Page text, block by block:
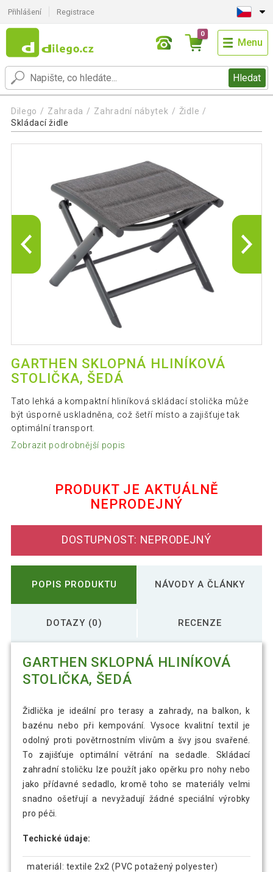
Přihlášení Registrace
Hledat
0
Menu
Dilego Zahrada Zahradní nábytek
Židle
Skládací židle
GARTHEN SKLOPNÁ HLINÍKOVÁ
STOLIČKA, ŠEDÁ
Tato lehká a kompaktní hliníková skládací stolička může
být úsporně uskladněna, což šetří místo a zajišťuje tak
optimální transport.
Zobrazit podrobnější popis
PRODUKT JE AKTUÁLNĚ
NEPRODEJNÝ
DOSTUPNOST: NEPRODEJNÝ
POPIS PRODUKTU NÁVODY A ČLÁNKY
DOTAZY (0) RECENZE
GARTHEN SKLOPNÁ HLINÍKOVÁ
STOLIČKA, ŠEDÁ
Židlička je ideální pro terasy a zahrady, na balkon, k
bazénu nebo při kempování. Vysoce kvalitní textil je
odolný proti povětrnostním vlivům a švy jsou svařené.
To zajišťuje optimální větrání na sedadle. Skládací
zahradní stoličku lze použít jako opěrku pro nohy nebo
jako přídavné sedadlo, kromě toho se materiály velmi
snadno ošetřují a nevyžadují žádné speciální výrobky
pro péči.
Techické údaje:
materiál: textile 2x2 (PVC potažený polyester)